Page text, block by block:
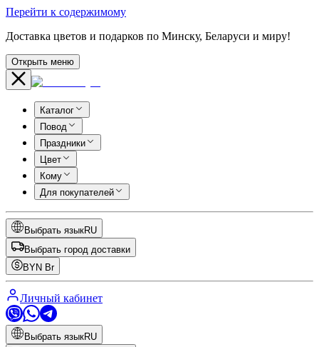
Перейти к содержимому
Доставка цветов и подарков по Минску, Беларуси и миру!
Открыть меню
Каталог
Повод
Праздники
Цвет
Кому
Для покупателей
Выбрать языкRU
Выбрать город доставки
BYN Br
Личный кабинет
Выбрать языкRU